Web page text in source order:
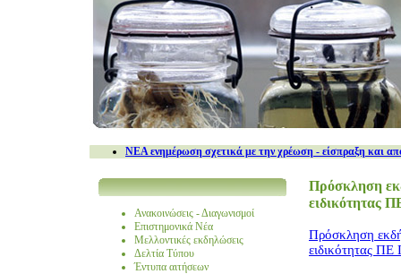
NEA ενημέρωση σχετικά με την χρέωση - είσπραξη και
Ανακοινώσεις - Διαγωνισμοί
Επιστημονικά Νέα
Μελλοντικές εκδηλώσεις
Δελτία Τύπου
Έντυπα αιτήσεων
Πρόσκληση
ειδικότητας
Πρόσκληση
ειδικότητας